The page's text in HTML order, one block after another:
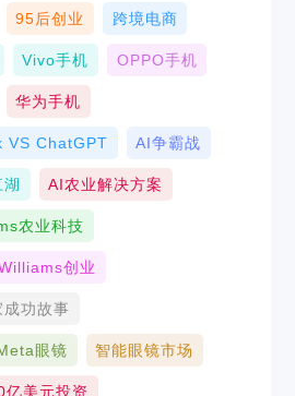
95后创业 跨境电商
Vivo手机 OPPO手机
华为手机
VS ChatGPT AI争霸战
AI农业解决方案
农业科技
创业
功故事
眼镜 智能眼镜市场
美元投资